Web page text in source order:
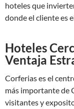
hoteles que
donde el cliente es
Hoteles
Ventaja
Corferias es el
más importante de
visitantes y